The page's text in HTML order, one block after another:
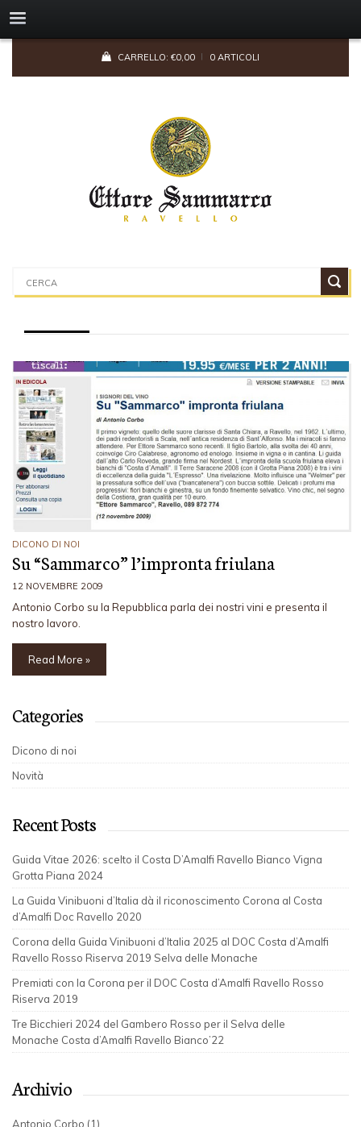
CARRELLO: €0,00 0 ARTICOLI
DICONO DI NOI
Su “Sammarco” l’impronta friulana
12 NOVEMBRE 2009
Antonio Corbo su la Repubblica parla dei nostri vini e presenta il
nostro lavoro.
Read More »
Categories
Dicono di noi
Novità
Recent Posts
Guida Vitae 2026: scelto il Costa D’Amalfi Ravello Bianco Vigna
Grotta Piana 2024
La Guida Vinibuoni d’Italia dà il riconoscimento Corona al Costa
d’Amalfi Doc Ravello 2020
Corona della Guida Vinibuoni d’Italia 2025 al DOC Costa d’Amalfi
Ravello Rosso Riserva 2019 Selva delle Monache
Premiati con la Corona per il DOC Costa d’Amalfi Ravello Rosso
Riserva 2019
Tre Bicchieri 2024 del Gambero Rosso per il Selva delle
Monache Costa d’Amalfi Ravello Bianco’22
Archivio
Antonio Corbo (1)